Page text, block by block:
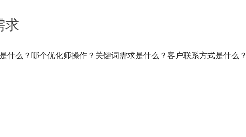
求‍
什么？哪个优化师操作？关键词需求是什么？客户联系方式是什么？